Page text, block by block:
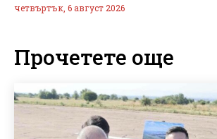
четвъртък, 6 август 2026
Прочетете още